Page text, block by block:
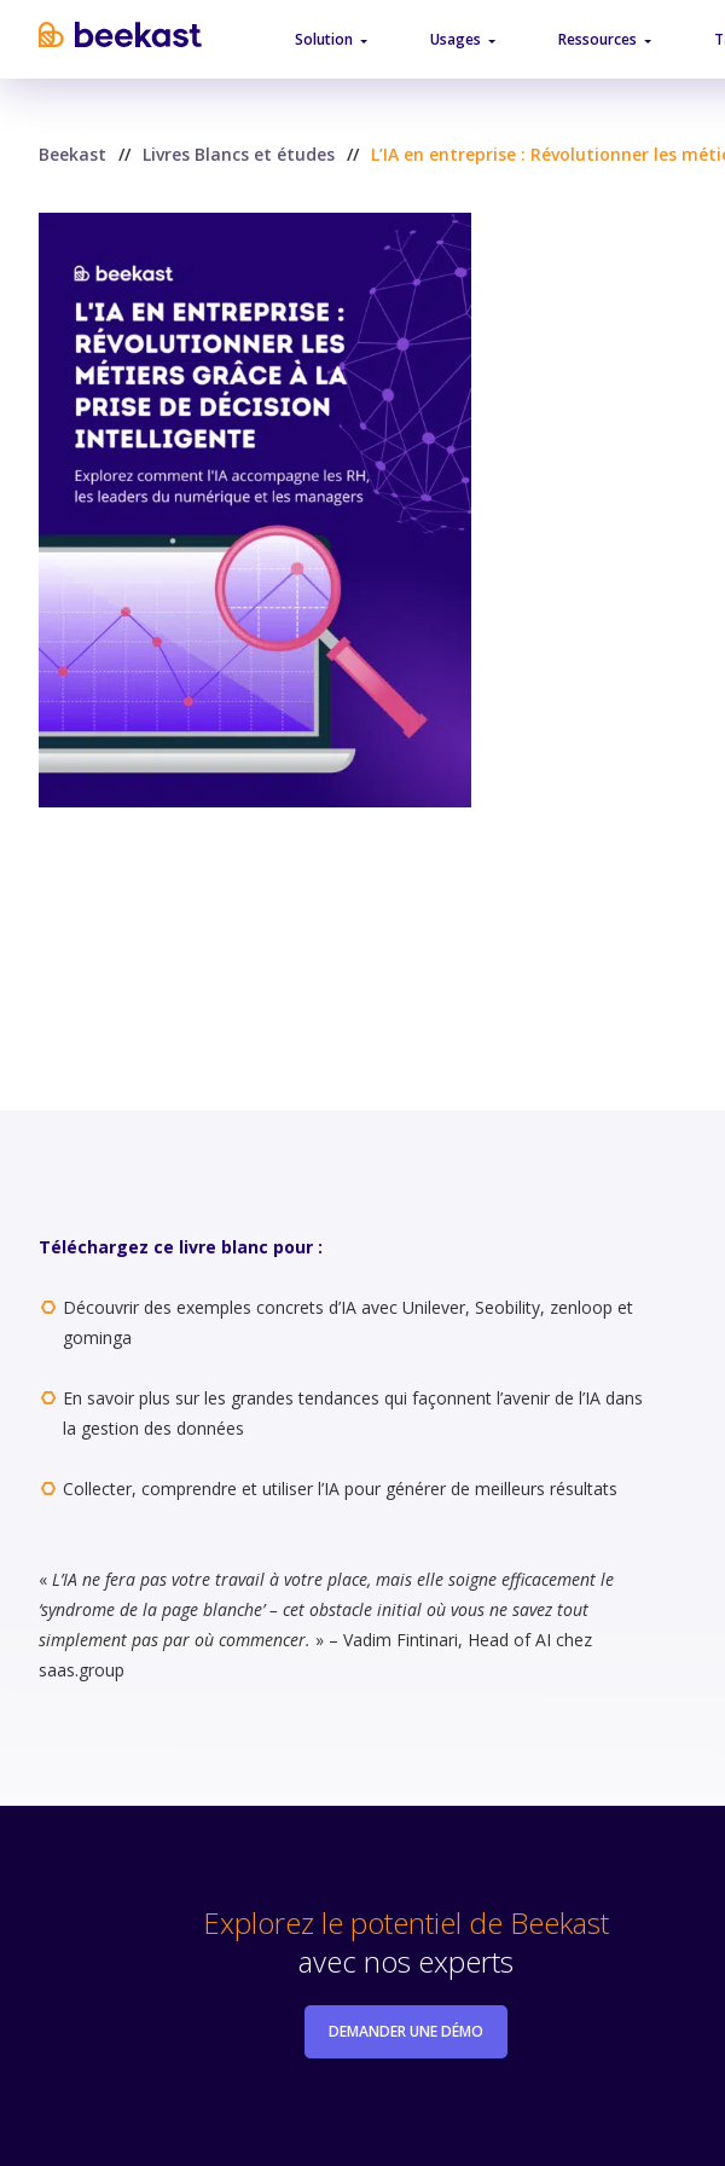
Solution Usages Ressources
Beekast // Livres Blancs et études // L’IA en entreprise : Révolutionner les
Téléchargez ce livre blanc pour :
Découvrir des exemples concrets d’IA avec Unilever, Seobility, zenloop et
gominga
En savoir plus sur les grandes tendances qui façonnent l’avenir de l’IA dans
la gestion des données
Collecter, comprendre et utiliser l’IA pour générer de meilleurs résultats
« L’IA ne fera pas votre travail à votre place, mais elle soigne efficacement le
‘syndrome de la page blanche’ – cet obstacle initial où vous ne savez tout
simplement pas par où commencer. » – Vadim Fintinari, Head of AI chez
saas.group
Explorez le potentiel de Beekast
avec nos experts
DEMANDER UNE DÉMO